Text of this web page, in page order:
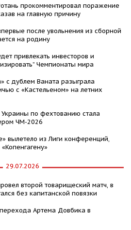
прокомментировал поражение
на главную причину
после увольнения из сборной
на родину
привлекать инвесторов и
Чемпионаты мира
с дублем Ваната разыграла
с «Кастельеном» на летних
по фехтованию стала
ЧМ-2026
вылетело из Лиги конференций,
29.07.2026
второй товарищеский матч, в
без капитанской повязки
Артема Довбика в